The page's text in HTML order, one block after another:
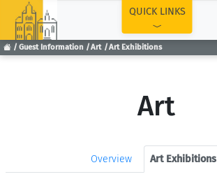
Guest Information Art Art Exhibitions
QUICK LINKS
Art
Overview Art Exhibitions